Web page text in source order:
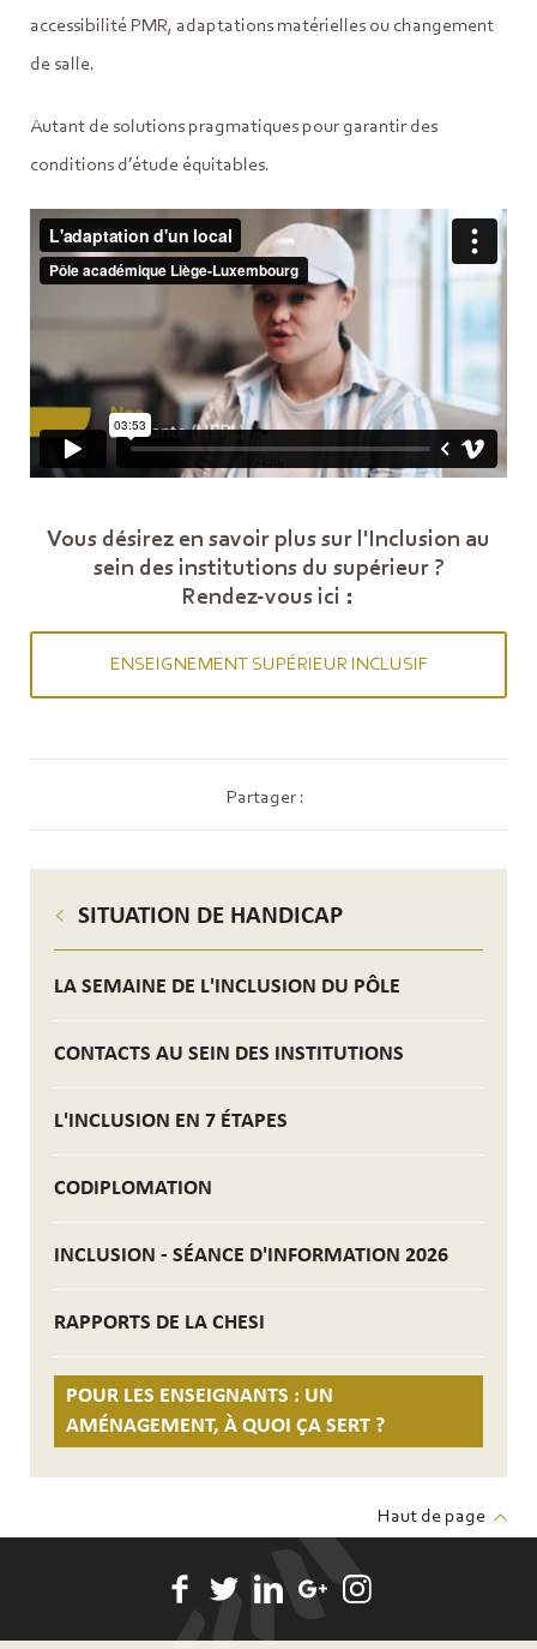
SITUATION DE HANDICAP
LA SEMAINE DE L'INCLUSION DU PÔLE
CONTACTS AU SEIN DES INSTITUTIONS
L'INCLUSION EN 7 ÉTAPES
CODIPLOMATION
INCLUSION - SÉANCE D'INFORMATION 2026
RAPPORTS DE LA CHESI
POUR LES ENSEIGNANTS : UN
AMÉNAGEMENT, À QUOI ÇA SERT ?
accessibilité PMR, adaptations matérielles ou changement
de salle.
Autant de solutions pragmatiques pour garantir des
conditions d’étude équitables.
Vous désirez en savoir plus sur l'Inclusion au
sein des institutions du supérieur ?
Rendez-vous ici :
ENSEIGNEMENT SUPÉRIEUR INCLUSIF
Partager :
Haut de page